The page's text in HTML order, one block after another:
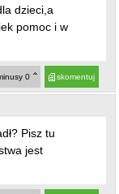
dzieci,a
pomoc i w
skomentuj
0
Pisz tu
jest